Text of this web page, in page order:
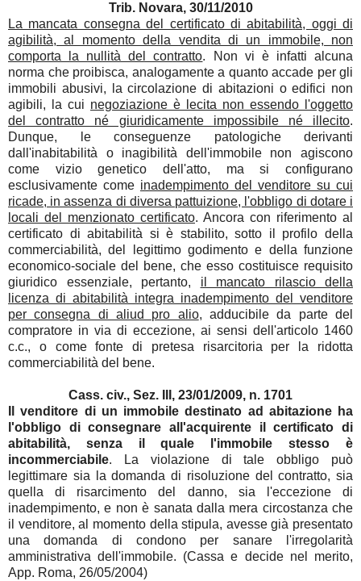
Trib. Novara, 30/11/2010
La mancata consegna del certificato di abitabilità, oggi di
agibilità, al momento della vendita di un immobile, non
comporta la nullità del contratto. Non vi è infatti alcuna
norma che proibisca, analogamente a quanto accade per gli
immobili abusivi, la circolazione di abitazioni o edifici non
agibili, la cui negoziazione è lecita non essendo l'oggetto
del contratto né giuridicamente impossibile né illecito.
Dunque, le conseguenze patologiche derivanti
dall'inabitabilità o inagibilità dell'immobile non agiscono
come vizio genetico dell'atto, ma si configurano
esclusivamente come inadempimento del venditore su cui
ricade, in assenza di diversa pattuizione, l'obbligo di dotare i
locali del menzionato certificato. Ancora con riferimento al
certificato di abitabilità si è stabilito, sotto il profilo della
commerciabilità, del legittimo godimento e della funzione
economico-sociale del bene, che esso costituisce requisito
giuridico essenziale, pertanto, il mancato rilascio della
licenza di abitabilità integra inadempimento del venditore
per consegna di aliud pro alio, adducibile da parte del
compratore in via di eccezione, ai sensi dell'articolo 1460
c.c., o come fonte di pretesa risarcitoria per la ridotta
commerciabilità del bene.
Cass. civ., Sez. III, 23/01/2009, n. 1701
Il venditore di un immobile destinato ad abitazione ha
l'obbligo di consegnare all'acquirente il certificato di
abitabilità, senza il quale l'immobile stesso è
incommerciabile. La violazione di tale obbligo può
legittimare sia la domanda di risoluzione del contratto, sia
quella di risarcimento del danno, sia l'eccezione di
inadempimento, e non è sanata dalla mera circostanza che
il venditore, al momento della stipula, avesse già presentato
una domanda di condono per sanare l'irregolarità
amministrativa dell'immobile. (Cassa e decide nel merito,
App. Roma, 26/05/2004)